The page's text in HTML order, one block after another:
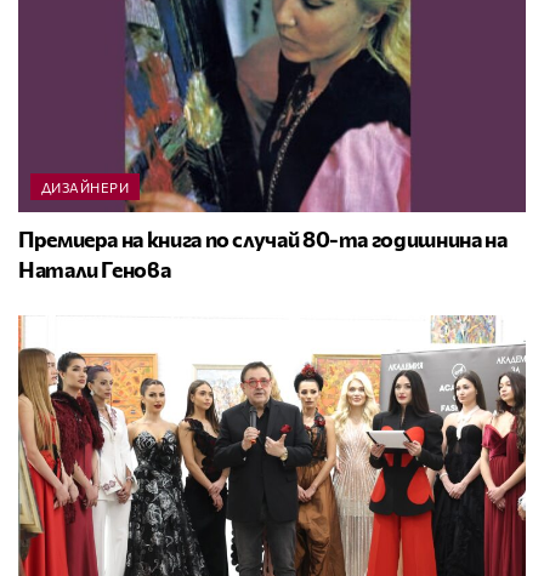
ДИЗАЙНЕРИ
Премиера на книга по случай 80-та годишнина на
Натали Генова